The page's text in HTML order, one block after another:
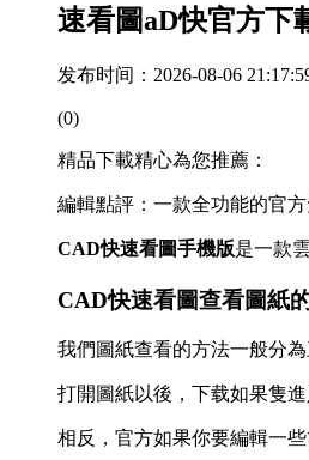
速看圖aD快官方下
发布时间：2026-08-06
(0)
精品下載精心為您推薦：
編輯點評：一款全功能的官
CAD快速看圖手機版是一款
CAD快速看圖查看圖紙
我們圖紙查看的方法一般分
打開圖紙以後，下载如果隻
相反，官方如果你要編輯一